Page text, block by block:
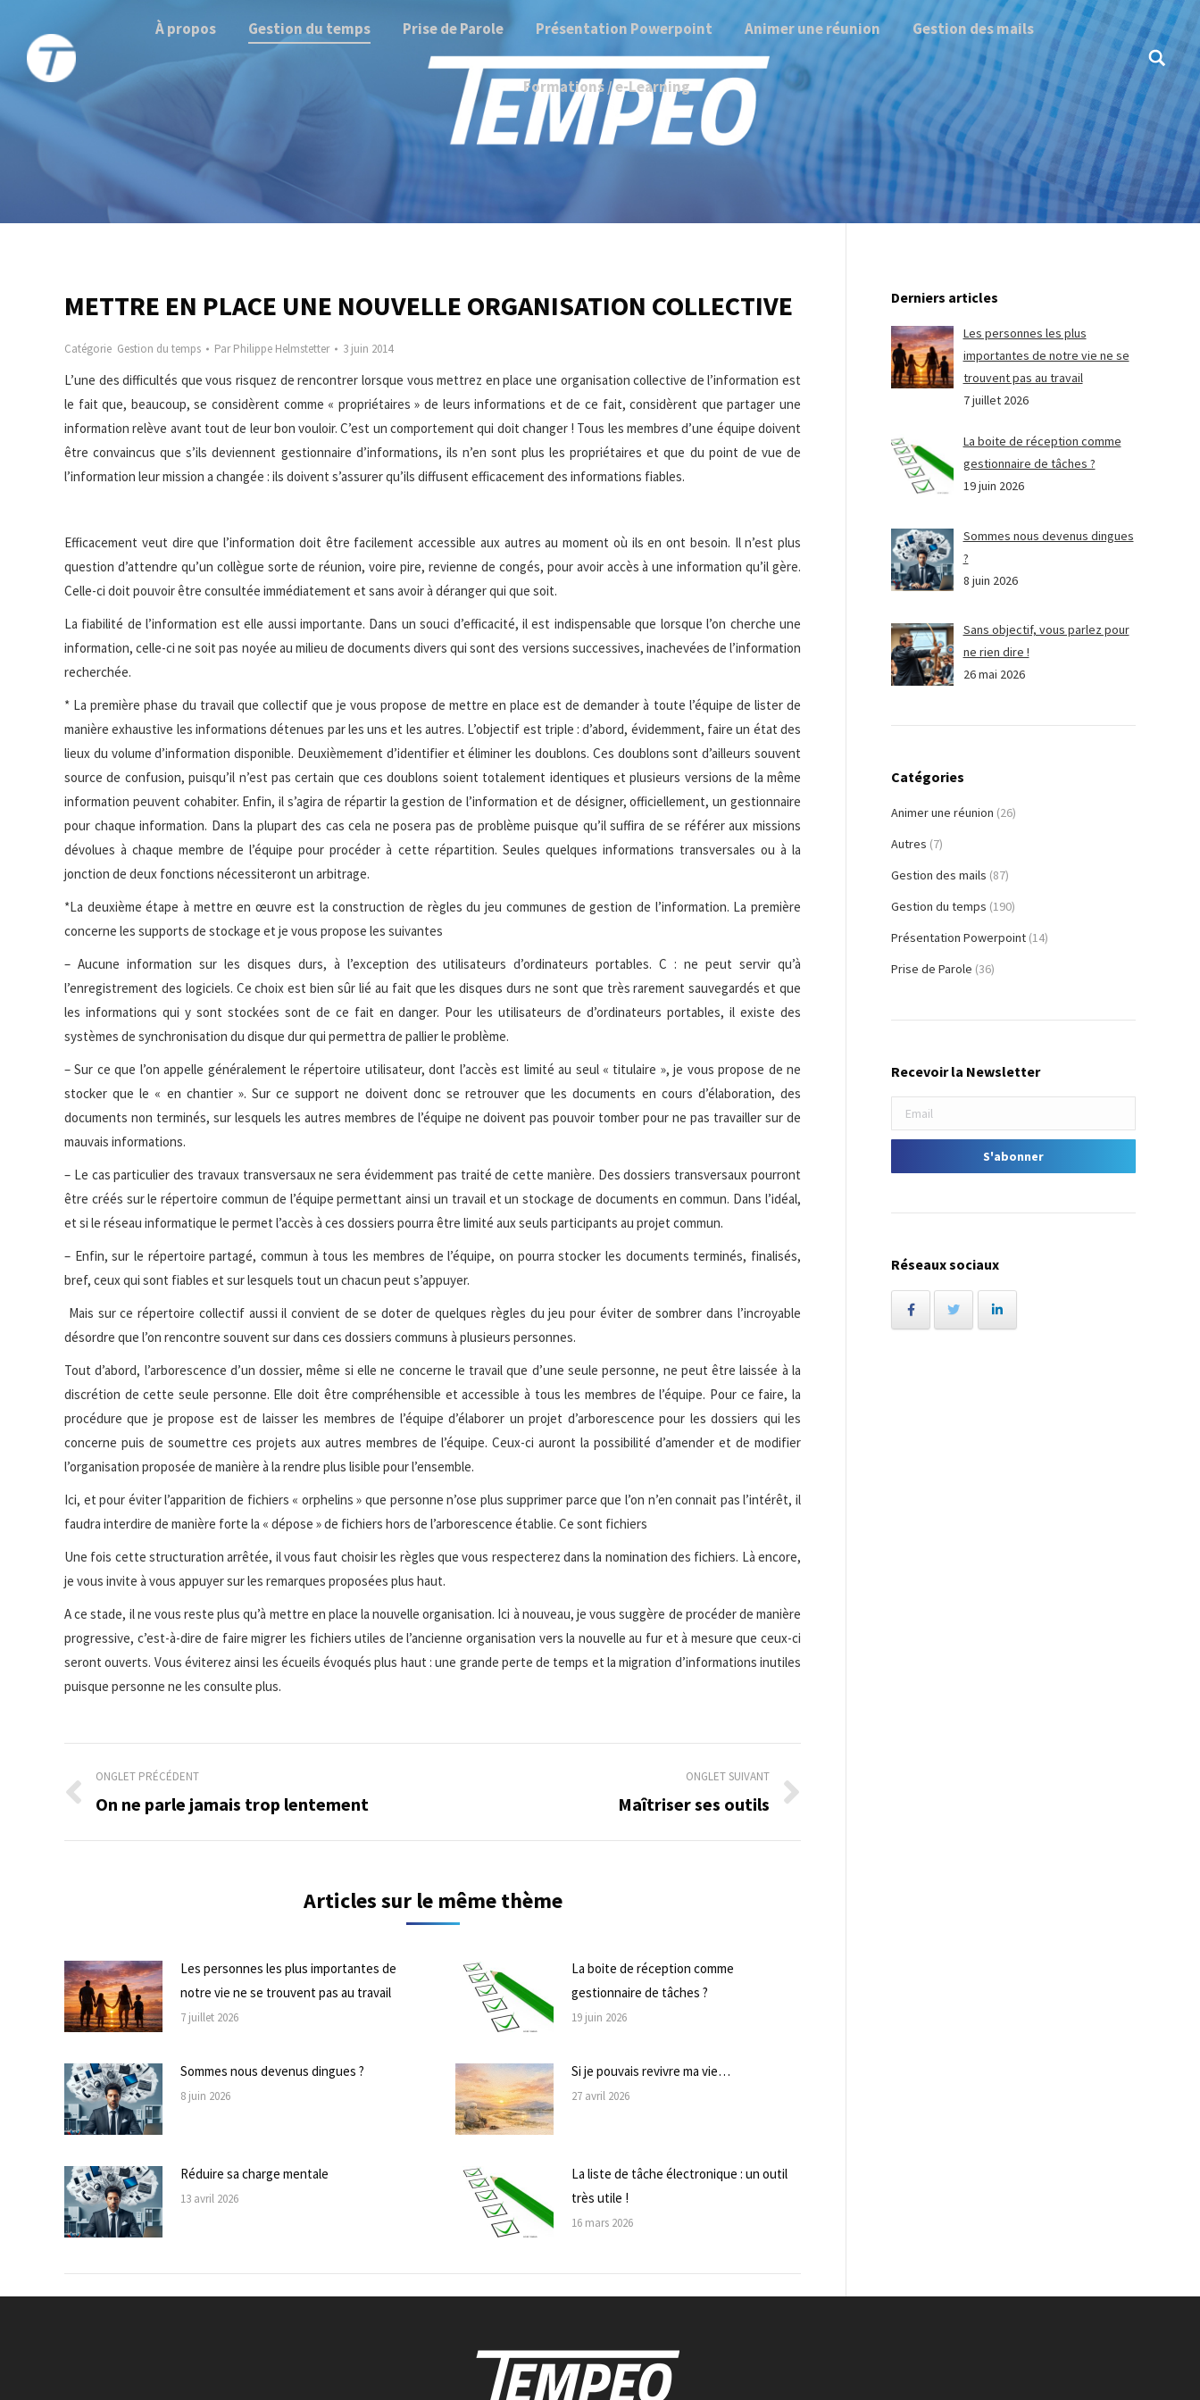
À propos Gestion du temps Prise de Parole Présentation Powerpoint Animer une réunion Gestion des mails
Formations / e-Learning
Search:
METTRE EN PLACE UNE NOUVELLE ORGANISATION COLLECTIVE
Catégorie Gestion du temps ParPhilippe Helmstetter 3 juin 2014
L’une des difficultés que vous risquez de rencontrer lorsque vous mettrez en place une organisation collective de l’information est
le fait que, beaucoup, se considèrent comme « propriétaires » de leurs informations et de ce fait, considèrent que partager une
information relève avant tout de leur bon vouloir. C’est un comportement qui doit changer ! Tous les membres d’une équipe doivent
être convaincus que s’ils deviennent gestionnaire d’informations, ils n’en sont plus les propriétaires et que du point de vue de
l’information leur mission a changée : ils doivent s’assurer qu’ils diffusent efficacement des informations fiables.
Efficacement veut dire que l’information doit être facilement accessible aux autres au moment où ils en ont besoin. Il n’est plus
question d’attendre qu’un collègue sorte de réunion, voire pire, revienne de congés, pour avoir accès à une information qu’il gère.
Celle-ci doit pouvoir être consultée immédiatement et sans avoir à déranger qui que soit.
La fiabilité de l’information est elle aussi importante. Dans un souci d’efficacité, il est indispensable que lorsque l’on cherche une
information, celle-ci ne soit pas noyée au milieu de documents divers qui sont des versions successives, inachevées de l’information
recherchée.
* La première phase du travail que collectif que je vous propose de mettre en place est de demander à toute l’équipe de lister de
manière exhaustive les informations détenues par les uns et les autres. L’objectif est triple : d’abord, évidemment, faire un état des
lieux du volume d’information disponible. Deuxièmement d’identifier et éliminer les doublons. Ces doublons sont d’ailleurs souvent
source de confusion, puisqu’il n’est pas certain que ces doublons soient totalement identiques et plusieurs versions de la même
information peuvent cohabiter. Enfin, il s’agira de répartir la gestion de l’information et de désigner, officiellement, un gestionnaire
pour chaque information. Dans la plupart des cas cela ne posera pas de problème puisque qu’il suffira de se référer aux missions
dévolues à chaque membre de l’équipe pour procéder à cette répartition. Seules quelques informations transversales ou à la
jonction de deux fonctions nécessiteront un arbitrage.
*La deuxième étape à mettre en œuvre est la construction de règles du jeu communes de gestion de l’information. La première
concerne les supports de stockage et je vous propose les suivantes
– Aucune information sur les disques durs, à l’exception des utilisateurs d’ordinateurs portables. C : ne peut servir qu’à
l’enregistrement des logiciels. Ce choix est bien sûr lié au fait que les disques durs ne sont que très rarement sauvegardés et que
les informations qui y sont stockées sont de ce fait en danger. Pour les utilisateurs de d’ordinateurs portables, il existe des
systèmes de synchronisation du disque dur qui permettra de pallier le problème.
– Sur ce que l’on appelle généralement le répertoire utilisateur, dont l’accès est limité au seul « titulaire », je vous propose de ne
stocker que le « en chantier ». Sur ce support ne doivent donc se retrouver que les documents en cours d’élaboration, des
documents non terminés, sur lesquels les autres membres de l’équipe ne doivent pas pouvoir tomber pour ne pas travailler sur de
mauvais informations.
– Le cas particulier des travaux transversaux ne sera évidemment pas traité de cette manière. Des dossiers transversaux pourront
être créés sur le répertoire commun de l’équipe permettant ainsi un travail et un stockage de documents en commun. Dans l’idéal,
et si le réseau informatique le permet l’accès à ces dossiers pourra être limité aux seuls participants au projet commun.
– Enfin, sur le répertoire partagé, commun à tous les membres de l’équipe, on pourra stocker les documents terminés, finalisés,
bref, ceux qui sont fiables et sur lesquels tout un chacun peut s’appuyer.
Mais sur ce répertoire collectif aussi il convient de se doter de quelques règles du jeu pour éviter de sombrer dans l’incroyable
désordre que l’on rencontre souvent sur dans ces dossiers communs à plusieurs personnes.
Tout d’abord, l’arborescence d’un dossier, même si elle ne concerne le travail que d’une seule personne, ne peut être laissée à la
discrétion de cette seule personne. Elle doit être compréhensible et accessible à tous les membres de l’équipe. Pour ce faire, la
procédure que je propose est de laisser les membres de l’équipe d’élaborer un projet d’arborescence pour les dossiers qui les
concerne puis de soumettre ces projets aux autres membres de l’équipe. Ceux-ci auront la possibilité d’amender et de modifier
l’organisation proposée de manière à la rendre plus lisible pour l’ensemble.
Ici, et pour éviter l’apparition de fichiers « orphelins » que personne n’ose plus supprimer parce que l’on n’en connait pas l’intérêt, il
faudra interdire de manière forte la « dépose » de fichiers hors de l’arborescence établie. Ce sont fichiers
Une fois cette structuration arrêtée, il vous faut choisir les règles que vous respecterez dans la nomination des fichiers. Là encore,
je vous invite à vous appuyer sur les remarques proposées plus haut.
A ce stade, il ne vous reste plus qu’à mettre en place la nouvelle organisation. Ici à nouveau, je vous suggère de procéder de manière
progressive, c’est-à-dire de faire migrer les fichiers utiles de l’ancienne organisation vers la nouvelle au fur et à mesure que ceux-ci
seront ouverts. Vous éviterez ainsi les écueils évoqués plus haut : une grande perte de temps et la migration d’informations inutiles
puisque personne ne les consulte plus.
Navigation
de
commentaire
ONGLET PRÉCÉDENT
Onglet
On ne parle jamais trop lentement
ONGLET SUIVANT
Maîtriser ses outils
Articles sur le même thème
Les personnes les plus importantes de
notre vie ne se trouvent pas au travail
7 juillet 2026
La boite de réception comme
gestionnaire de tâches ?
19 juin 2026
Sommes nous devenus dingues ?
8 juin 2026
Si je pouvais revivre ma vie…
27 avril 2026
Réduire sa charge mentale
13 avril 2026
La liste de tâche électronique : un outil
très utile !
16 mars 2026
Derniers articles
Les personnes les plus
importantes de notre vie ne se
trouvent pas au travail
7 juillet 2026
La boite de réception comme
gestionnaire de tâches ?
19 juin 2026
Sommes nous devenus dingues
?
8 juin 2026
Sans objectif, vous parlez pour
ne rien dire !
26 mai 2026
Catégories
Animer une réunion (26)
Autres (7)
Gestion des mails (87)
Gestion du temps (190)
Présentation Powerpoint (14)
Prise de Parole (36)
Recevoir la Newsletter
Réseaux sociaux